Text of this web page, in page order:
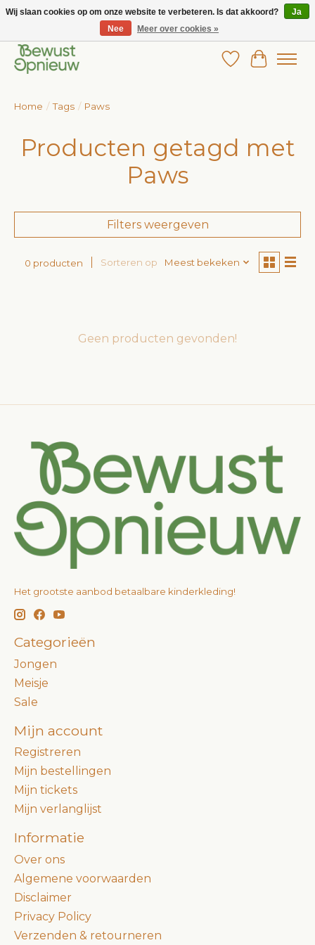
Wij bieden het grootste aanbod in betaalbare kinderkleding!
Verlanglijst
Home / Tags / Paws
Producten getagd met
Paws
Filters weergeven
0 producten Sorteren op Meest bekeken
Geen producten gevonden!
Het grootste aanbod betaalbare kinderkleding!
Categorieën
Jongen
Meisje
Sale
Mijn account
Registreren
Mijn bestellingen
Mijn tickets
Mijn verlanglijst
Informatie
Over ons
Algemene voorwaarden
Disclaimer
Privacy Policy
Verzenden & retourneren
Wij slaan cookies op om onze website te verbeteren. Is dat akkoord?
Ja
Nee
Meer over cookies »